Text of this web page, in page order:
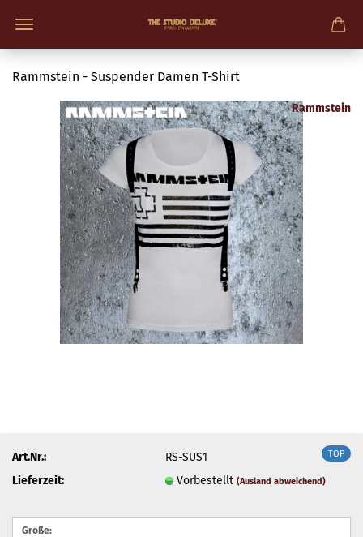
Rammstein - Suspender Damen T-Shirt
Rammstein
TOP
Art.Nr.:
RS-SUS1
Lieferzeit:
Vorbestellt(Ausland abweichend)
Größe: